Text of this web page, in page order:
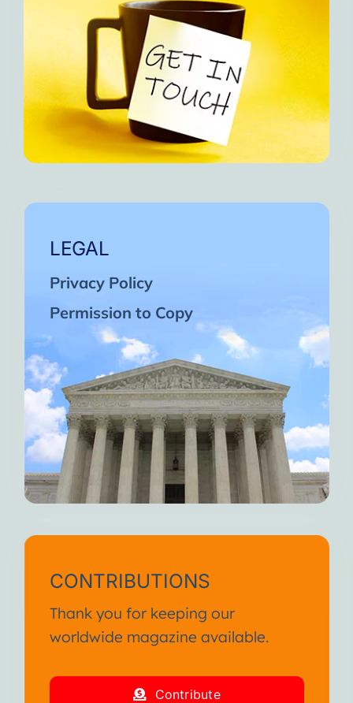
LEGAL
Privacy Policy
Permission to Copy
CONTRIBUTIONS
Thank you for keeping our
worldwide magazine available.
Contribute